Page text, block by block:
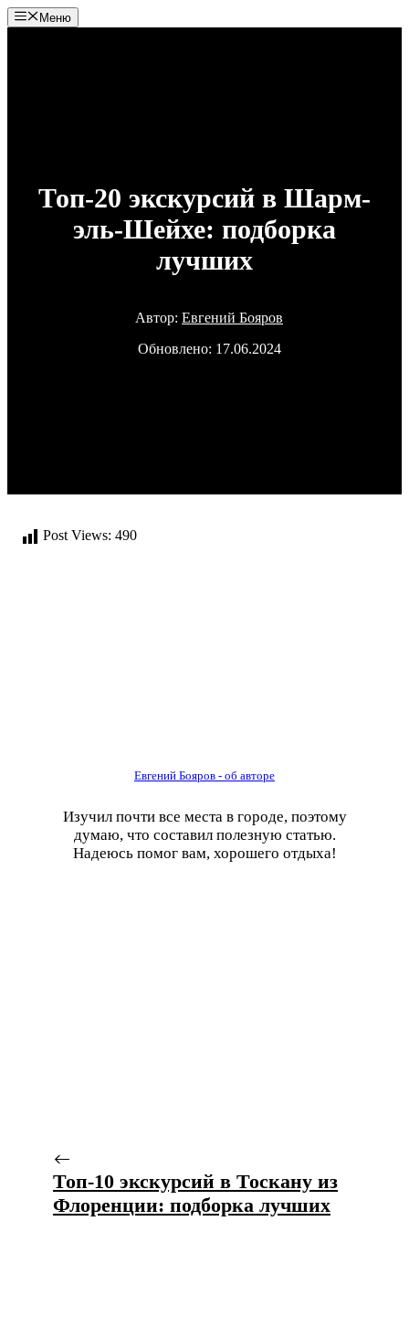
Перейти
к
Меню
Топ-20 экскурсий в Шарм-
эль-Шейхе: подборка
лучших
Автор: Евгений Бояров
Обновлено: 17.06.2024
Post Views: 490
Евгений Бояров - об авторе
Изучил почти все места в городе, поэтому
думаю, что составил полезную статью.
Надеюсь помог вам, хорошего отдыха!
Топ-10 экскурсий в Тоскану из
Флоренции: подборка лучших